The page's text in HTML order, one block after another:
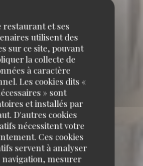
restaurant et ses
utilisent des
sur ce site, pouvant
la collecte de
à caractère
Les cookies dits «
» sont
et installés par
D'autres cookies
nécessitent votre
Ces cookies
servent à analyser
navigation, mesurer